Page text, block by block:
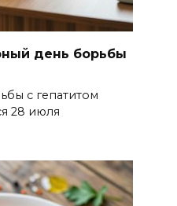
день борьбы
с гепатитом
28 июля